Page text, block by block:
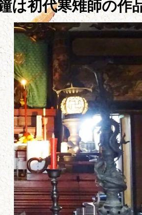
は初代寒雉師の作